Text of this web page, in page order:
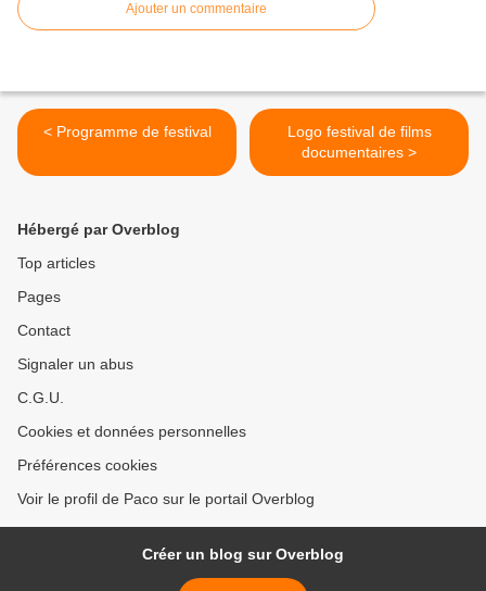
Ajouter un commentaire
< Programme de festival
Logo festival de films
documentaires >
Hébergé par Overblog
Top articles
Pages
Contact
Signaler un abus
C.G.U.
Cookies et données personnelles
Préférences cookies
Voir le profil de Paco sur le portail Overblog
Créer un blog sur Overblog